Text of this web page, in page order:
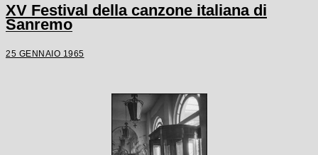
XV Festival della canzone italiana di
Sanremo
25 GENNAIO 1965